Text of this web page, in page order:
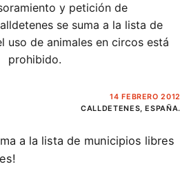
y petición de
se suma a la lista de
uso de animales en circos está
prohibido.
14 FEBRERO 2012
CALLDETENES, ESPAÑA.